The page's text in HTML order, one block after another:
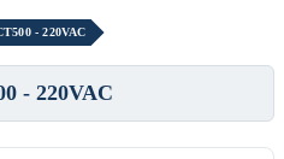
- 220VAC
- 220VAC